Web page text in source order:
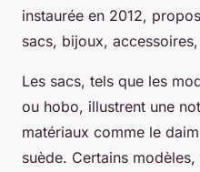
instaurée en 2012,
sacs, bijoux,
Les sacs, tels que les
ou hobo, illustrent une
matériaux comme le
suède. Certains